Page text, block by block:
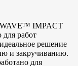
IMPACT
для работ
решение
и закручиванию.
для